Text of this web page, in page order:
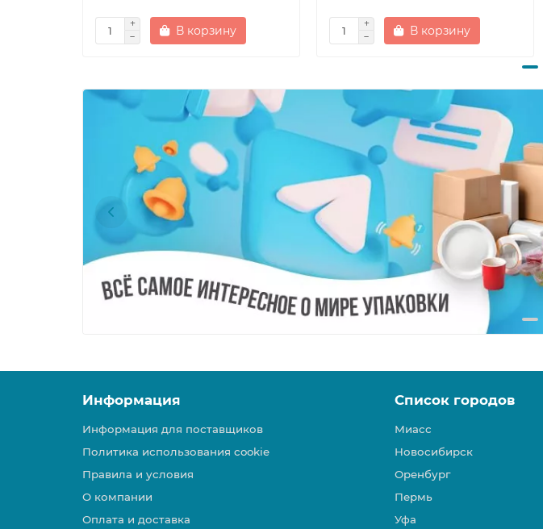
В корзину В корзину
Информация
Информация для поставщиков
Политика использования cookie
Правила и условия
О компании
Оплата и доставка
Список городов
Миасс
Новосибирск
Оренбург
Пермь
Уфа